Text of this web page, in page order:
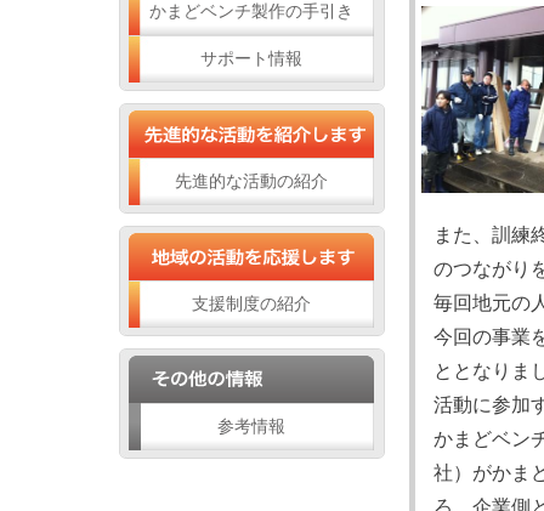
かまどベンチ製作の手引き
サポート情報
先進的な活動の紹介
支援制度の紹介
参考情報
また、訓練
のつながり
毎回地元の
今回の事業
ととなりま
活動に参加
かまどベン
社）がかま
ろ、企業側